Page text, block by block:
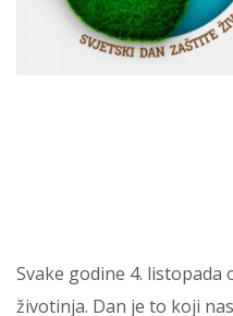
Svake godine 4. listopada
životinja. Dan je to koji